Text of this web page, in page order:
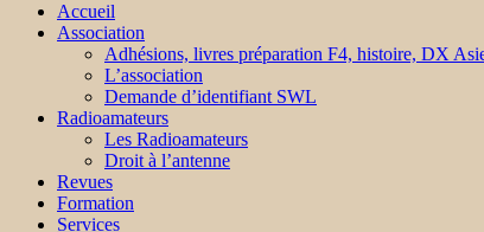
Accueil
Association
Adhésions, livres préparation F4, histoire, DX
L’association
Demande d’identifiant SWL
Radioamateurs
Les Radioamateurs
Droit à l’antenne
Revues
Formation
Services